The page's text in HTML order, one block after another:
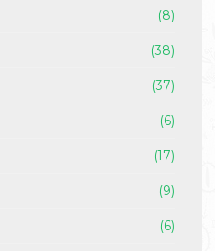
(8)
(38)
(37)
(6)
(17)
(9)
(6)